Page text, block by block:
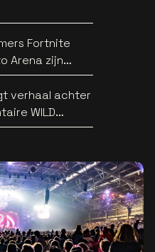
Fortnite
Arena zijn
verhaal achter
WILD